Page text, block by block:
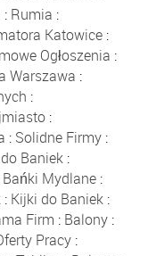
: Rumia :
Katowice :
Ogłoszenia :
Warszawa :
:
:
: Solidne Firmy :
do Baniek:
Bańki Mydlane :
: Kijki do Baniek :
Firm : Balony :
Pracy: